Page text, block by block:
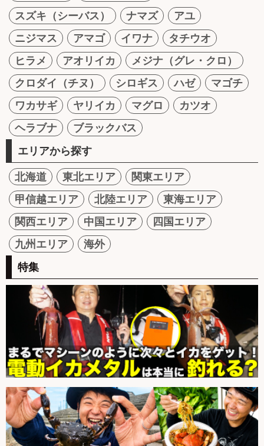
スズキ（シーバス）
ナマズ
アユ
ニジマス
アマゴ イワナ
タチウオ
ヒラメ
アオリイカ
メジナ（グレ・クロ）
クロダイ（チヌ）
シロギス ハゼ
マゴチ
ワカサギ
ヤリイカ マグロ
カツオ
ヘラブナ
ブラックバス
エリアから探す
北海道 東北エリア
関東エリア
甲信越エリア
北陸エリア
東海エリア
関西エリア
中国エリア
四国エリア
九州エリア
海外
特集